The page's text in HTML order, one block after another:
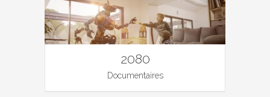
2080
Documentaires